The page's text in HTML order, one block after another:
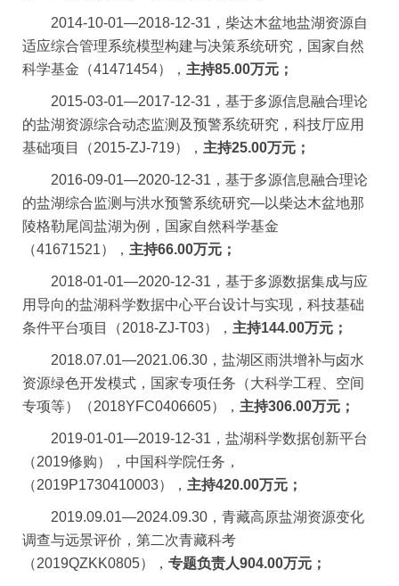
2014-10-01—2018-12-31 ，柴达木盆地盐湖资源自
适应综合管理系统模型构建与决策系统研究，国家自然
科学基金（41471454）， 主持85.00万元；
2015-03-01—2017-12-31 ，基于多源信息融合理论
的盐湖资源综合动态监测及预警系统研究，科技厅应用
基础项目（2015-ZJ-719）， 主持25.00万元；
2016-09-01—2020-12-31 ，基于多源信息融合理论
的盐湖综合监测与洪水预警系统研究—以柴达木盆地那
陵格勒尾闾盐湖为例，国家自然科学基金
（41671521）， 主持66.00万元；
2018-01-01—2020-12-31 ，基于多源数据集成与应
用导向的盐湖科学数据中心平台设计与实现，科技基础
条件平台项目（2018-ZJ-T03）， 主持144.00万元；
2018.07.01—2021.06.30 ，盐湖区雨洪增补与卤水
资源绿色开发模式，国家专项任务（大科学工程、空间
专项等）（2018YFC0406605）， 主持306.00万元；
2019-01-01—2019-12-31 ，盐湖科学数据创新平台
（2019修购），中国科学院任务，
（2019P1730410003）， 主持420.00万元；
2019.09.01—2024.09.30 ，青藏高原盐湖资源变化
调查与远景评价，第二次青藏科考
（2019QZKK0805）， 专题负责人904.00万元；